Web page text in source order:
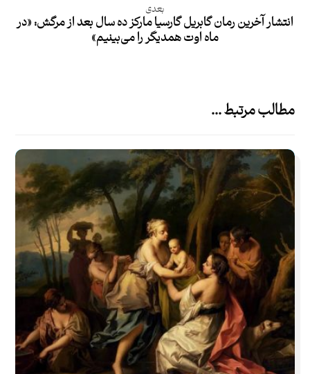
بعدی
انتشار آخرین رمان گابریل گارسیا مارکز ده سال بعد از مرگش: «در
ماه اوت همدیگر را می‌بینیم»
مطالب مرتبط ...